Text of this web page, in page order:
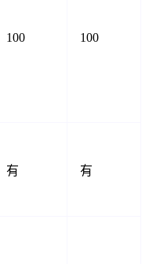
100 100
有 有